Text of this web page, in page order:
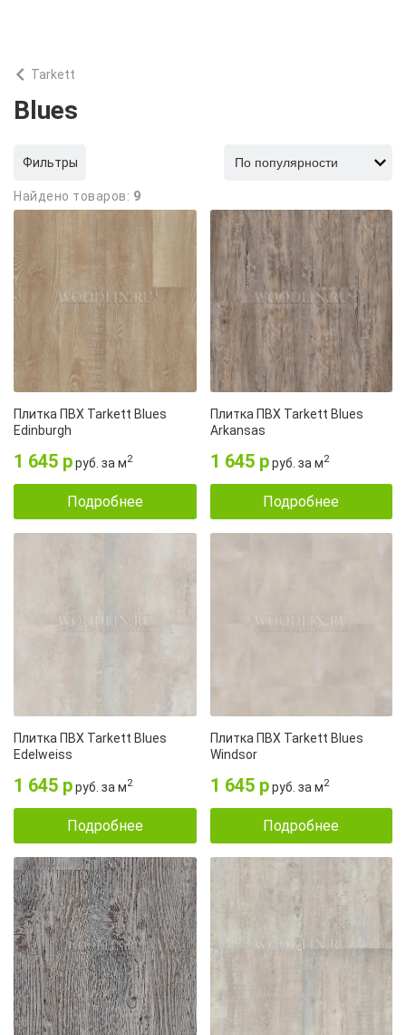
Tarkett
Blues
Фильтры
Найдено товаров: 9
Плитка ПВХ Tarkett Blues
Edinburgh
1 645 рруб. за м2
Подробнее
Плитка ПВХ Tarkett Blues
Arkansas
1 645 рруб. за м2
Подробнее
Плитка ПВХ Tarkett Blues
Edelweiss
1 645 рруб. за м2
Подробнее
Плитка ПВХ Tarkett Blues
Windsor
1 645 рруб. за м2
Подробнее